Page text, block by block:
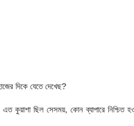
দিকে যেতে দেখেছ?
কুয়াশা ছিল সেসময়, কোন ব্যাপারে নিশ্চিত